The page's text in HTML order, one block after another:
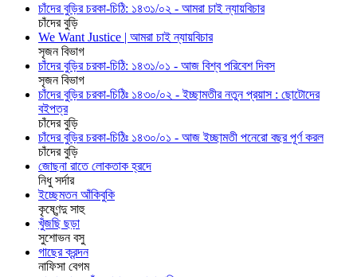
চাঁদের বুড়ির চরকা-চিঠি: ১৪৩১/০২ - আমরা চাই ন্যায়বিচার
চাঁদের বুড়ি
We Want Justice | আমরা চাই ন্যায়বিচার
সৃজন বিভাগ
চাঁদের বুড়ির চরকা-চিঠি: ১৪৩১/০১ - আজ বিশ্ব পরিবেশ দিবস
সৃজন বিভাগ
চাঁদের বুড়ির চরকা-চিঠিঃ ১৪৩০/০২ - ইচ্ছামতীর নতুন প্রয়াস : ছোটোদের
বইপত্র
চাঁদের বুড়ি
চাঁদের বুড়ির চরকা-চিঠিঃ ১৪৩০/০১ - আজ ইচ্ছামতী পনেরো বছর পূর্ণ করল
চাঁদের বুড়ি
জোছনা রাতে লোকতাক হ্রদে
নিধু সর্দার
ইচ্ছেমতন আঁকিবুকি
কৃষ্ণেন্দু সাহু
খুঁজছি ছড়া
সুশোভন বসু
গাছের ক্রন্দন
নাফিসা বেগম